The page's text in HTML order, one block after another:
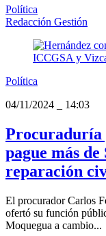
Política
Redacción Gestión
Política
04/11/2024
14:03
pague más
reparación
El procurador Carlos
ofertó su función
Moquegua a cambio...